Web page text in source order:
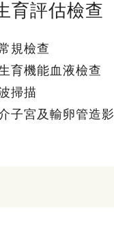
育評估檢查
規檢查
育機能血液檢查
掃描
子宮及輸卵管造影